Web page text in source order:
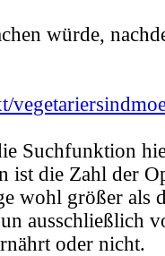
würde,
Suchfunktion
die Zahl der
wohl größer als
ausschließlich
oder nicht.